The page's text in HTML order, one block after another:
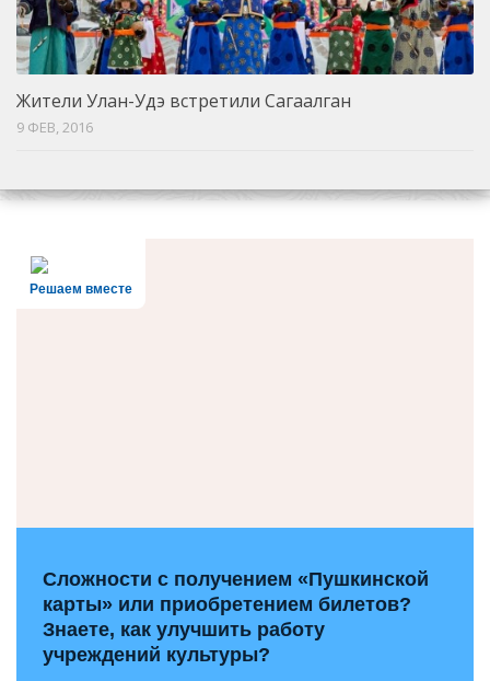
Жители Улан-Удэ встретили Сагаалган
9 ФЕВ, 2016
Решаем вместе
Сложности с получением «Пушкинской
карты» или приобретением билетов?
Знаете, как улучшить работу
учреждений культуры?